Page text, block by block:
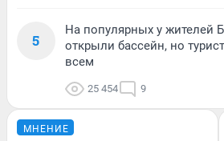
5
На популярных у жителей
открыли бассейн, но
всем
25 454 9
МНЕНИЕ